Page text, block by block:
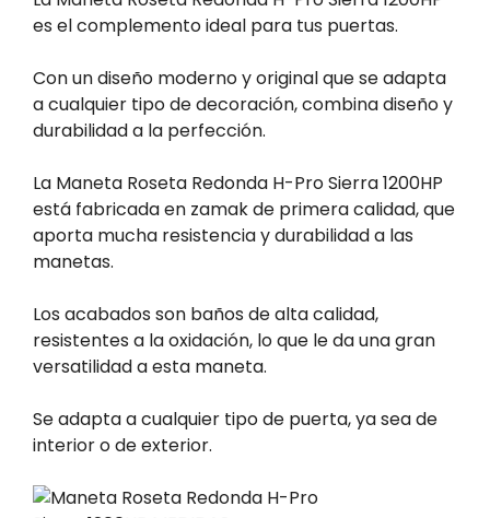
es el complemento ideal para tus puertas.
Con un diseño moderno y original que se adapta
a cualquier tipo de decoración, combina diseño y
durabilidad a la perfección.
La Maneta Roseta Redonda H-Pro Sierra 1200HP
está fabricada en zamak de primera calidad, que
aporta mucha resistencia y durabilidad a las
manetas.
Los acabados son baños de alta calidad,
resistentes a la oxidación, lo que le da una gran
versatilidad a esta maneta.
Se adapta a cualquier tipo de puerta, ya sea de
interior o de exterior.